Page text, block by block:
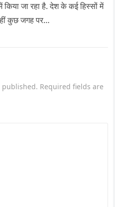
जा रहा है. देश के कई हिस्सों में
कुछ जगह पर…
published. Required fields are